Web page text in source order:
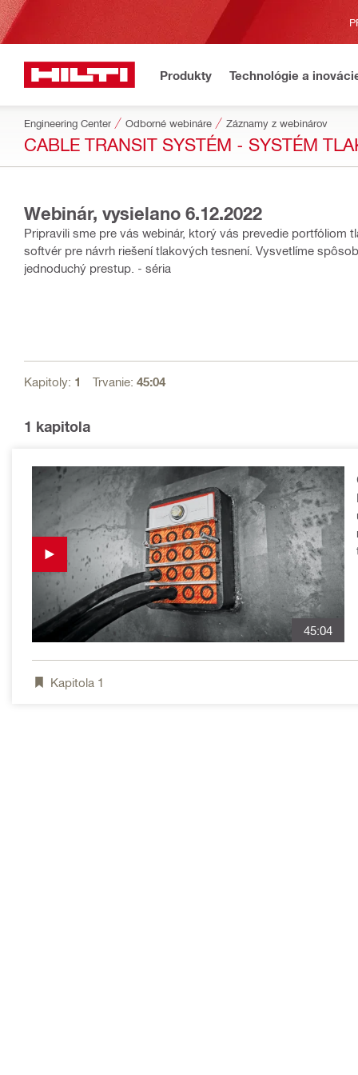
Produkty Technológie a
Engineering Center Odborné webináre Záznamy z webinárov
CABLE TRANSIT SYSTÉM - SYSTÉM
Webinár, vysielano 6.12.2022
Pripravili sme pre vás webinár, ktorý vás prevedie
softvér pre návrh riešení tlakových tesnení. Vysvetlíme
jednoduchý prestup. - séria
Kapitoly: 1 Trvanie: 45:04
1 kapitola
45:04
Kapitola 1